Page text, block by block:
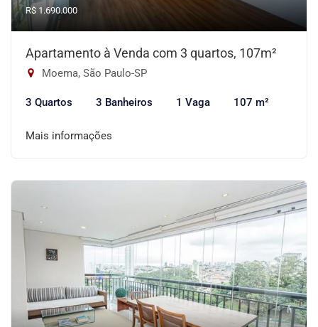
R$ 1.690.000
Apartamento à Venda com 3 quartos, 107m²
Moema, São Paulo-SP
3 Quartos 3 Banheiros 1 Vaga 107 m²
Mais informações